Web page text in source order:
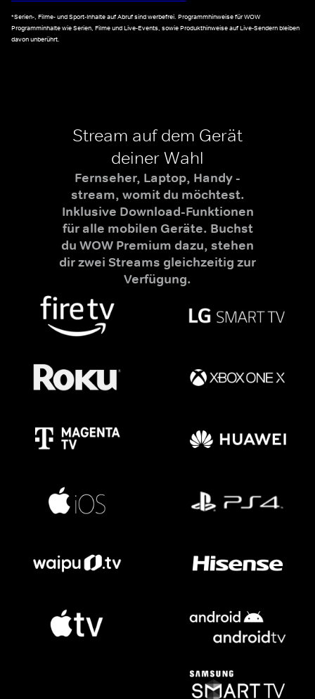
*Serien-, Filme- und Sport-Inhalte auf Abruf sind werbefrei. Programmhinweise für WOW
Programminhalte wie Serien, Filme und Live-Events, sowie Produkthinweise auf Live-Sendern bleiben
davon unberührt.
Stream auf dem Gerät
deiner Wahl
Fernseher, Laptop, Handy -
stream, womit du möchtest.
Inklusive Download-Funktionen
für alle mobilen Geräte. Buchst
du WOW Premium dazu, stehen
dir zwei Streams gleichzeitig zur
Verfügung.